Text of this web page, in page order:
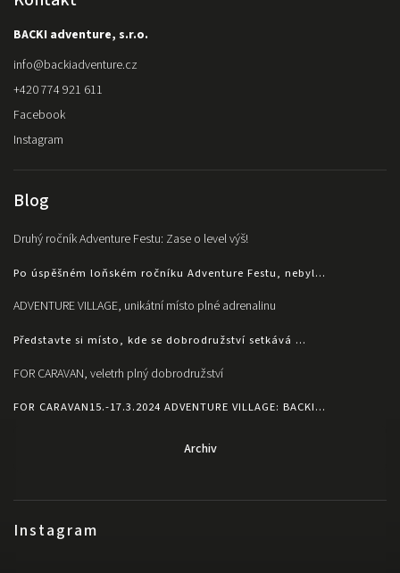
Instagram
BACKI adventure, s.r.o.
info@backiadventure.cz
+420 774 921 611
Facebook
Instagram
Blog
Druhý ročník Adventure Festu: Zase o level výš!
Po úspěšném loňském ročníku Adventure Festu, nebyl...
ADVENTURE VILLAGE, unikátní místo plné adrenalinu
Představte si místo, kde se dobrodružství setkává ...
FOR CARAVAN, veletrh plný dobrodružství
FOR CARAVAN15.-17.3.2024 ADVENTURE VILLAGE: BACKI...
Archiv